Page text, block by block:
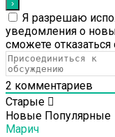
Я разрешаю
уведомления о
cможете
2 комментариев
Старые
Новые Популярные
Марич